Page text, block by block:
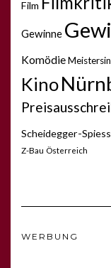
Film
Gewinne
Komödie
Kino
Scheidegger-Spiess
Z-Bau Österreich
WERBUNG